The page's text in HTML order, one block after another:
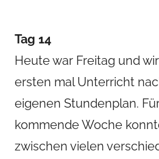
Tag 14
Heute war Freitag und
ersten mal Unterricht
eigenen Stundenplan.
kommende Woche
zwischen vielen